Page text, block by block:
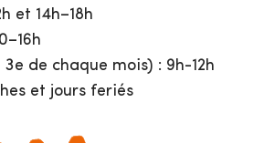
et 14h–18h
de chaque mois) : 9h-12h
et jours feriés